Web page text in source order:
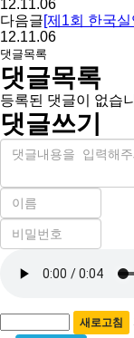
12.11.06
다음글[제1회 한국
12.11.06
댓글목록
댓글목록
등록된 댓글이 없습
댓글쓰기
내
이
필
수
비
밀
새로고침